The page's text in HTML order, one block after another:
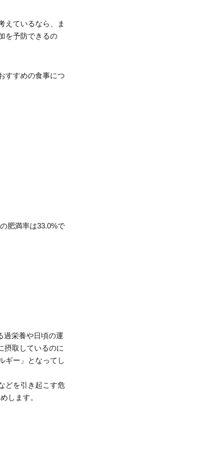
えているなら、ま
を予防できるの
すすめの食事につ
肥満率は33.0%で
過栄養や日頃の運
摂取しているのに
ギー」となってし
どを引き起こす危
します。